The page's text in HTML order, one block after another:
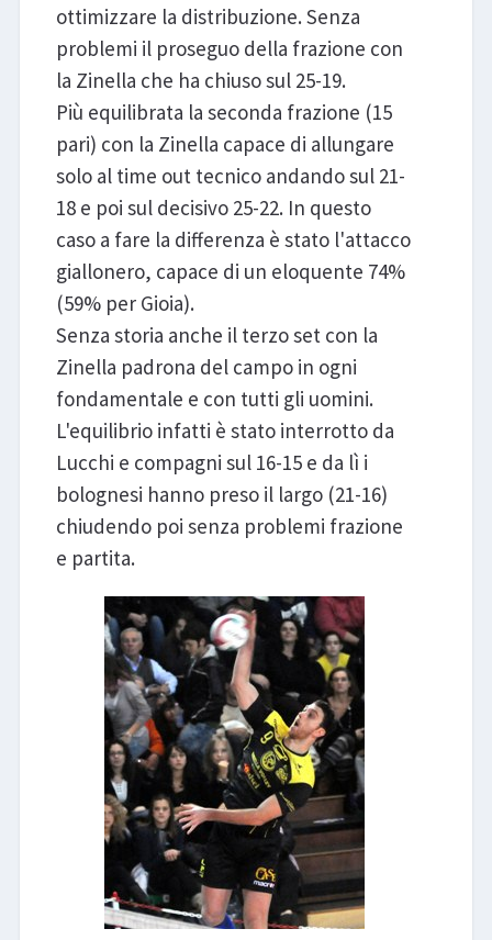
ottimizzare la distribuzione. Senza
problemi il proseguo della frazione con
la Zinella che ha chiuso sul 25-19.
Più equilibrata la seconda frazione (15
pari) con la Zinella capace di allungare
solo al time out tecnico andando sul 21-
18 e poi sul decisivo 25-22. In questo
caso a fare la differenza è stato l'attacco
giallonero, capace di un eloquente 74%
(59% per Gioia).
Senza storia anche il terzo set con la
Zinella padrona del campo in ogni
fondamentale e con tutti gli uomini.
L'equilibrio infatti è stato interrotto da
Lucchi e compagni sul 16-15 e da lì i
bolognesi hanno preso il largo (21-16)
chiudendo poi senza problemi frazione
e partita.